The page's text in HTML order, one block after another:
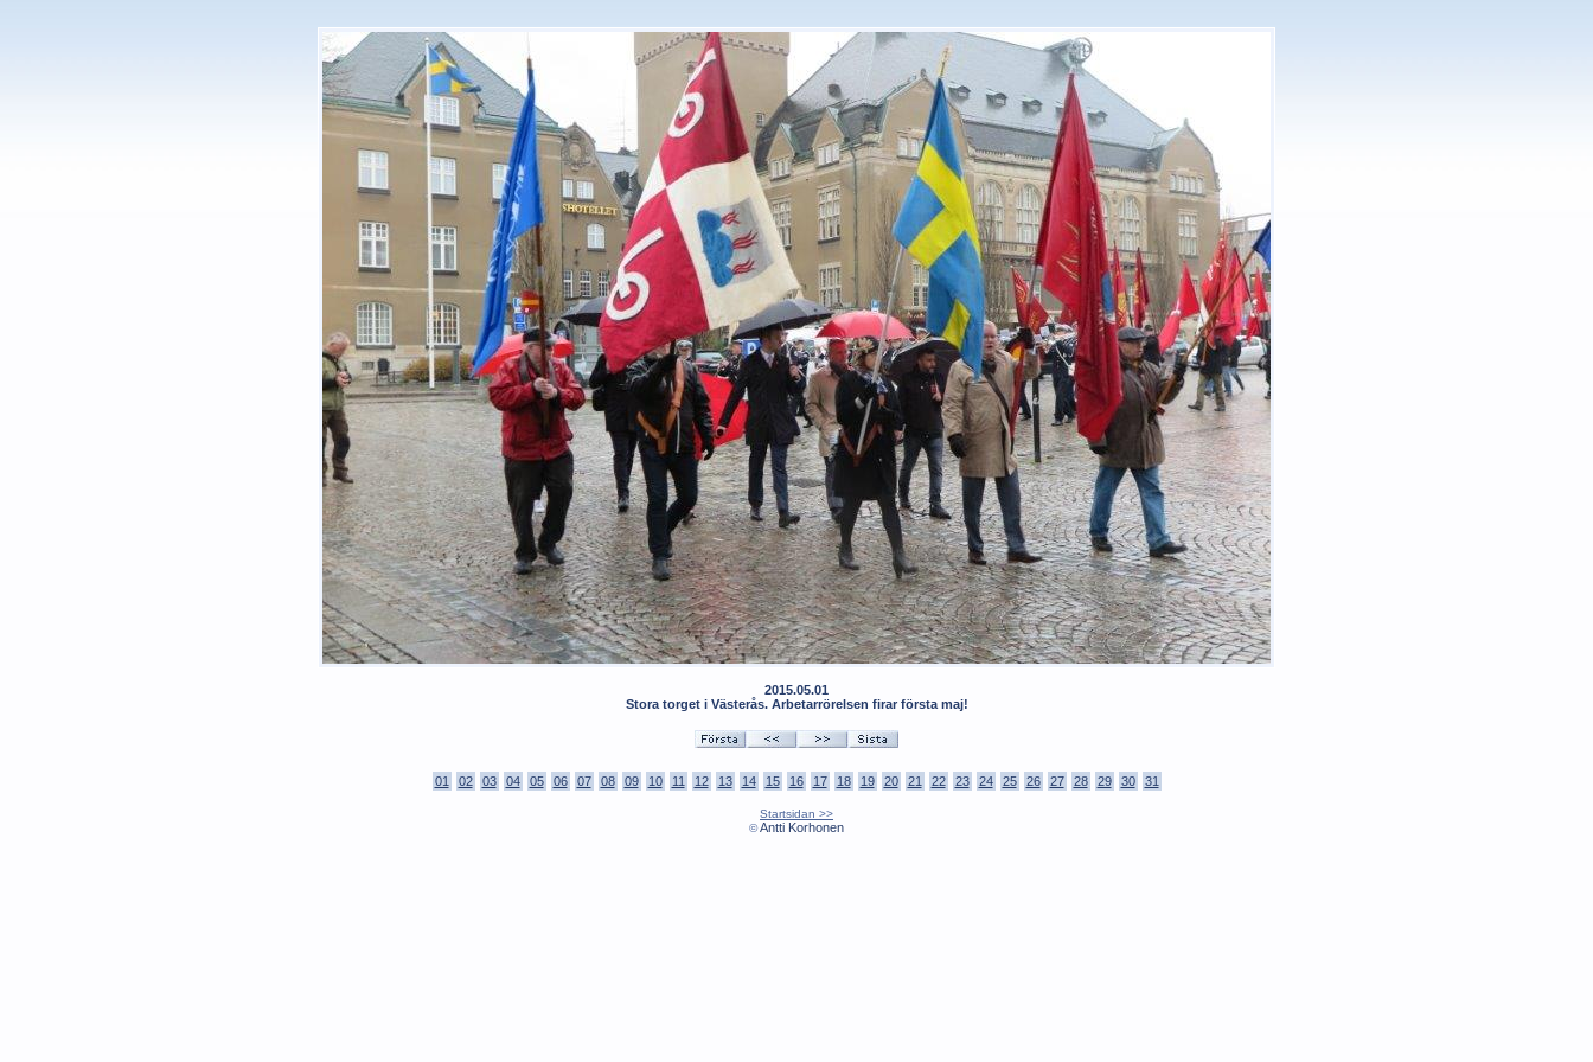
2015.05.01
Stora torget i Västerås. Arbetarrörelsen firar första maj!
01 02 03 04 05 06 07 08 09 10 11 12 13 14 15 16 17 18 19 20 21 22 23 24 25 26 27 28 29 30 31
Startsidan >>
©Antti Korhonen